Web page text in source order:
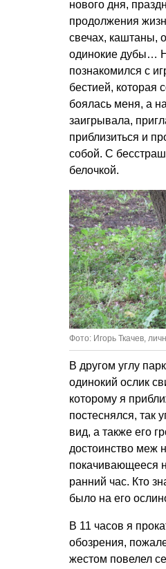
нового дня,
продолжения
свечах, каштаны,
одинокие дубы…
познакомился с
бестией, которая
боялась меня, а
заигрывала,
приблизиться и
собой. С
белочкой.
Фото: Игорь Ткачев,
В другом углу
одинокий ослик
которому я
постеснялся, так
вид, а также его
достоинство меж
покачивающееся
ранний час. Кто
было на его
В 11 часов я
обозрения,
жестом повелел